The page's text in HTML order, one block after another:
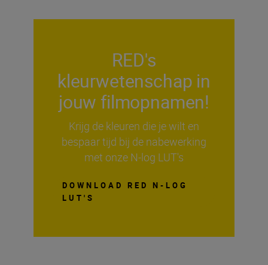
RED's
kleurwetenschap in
jouw filmopnamen!
Krijg de kleuren die je wilt en
bespaar tijd bij de nabewerking
met onze N-log LUT's
DOWNLOAD RED N-LOG
LUT'S